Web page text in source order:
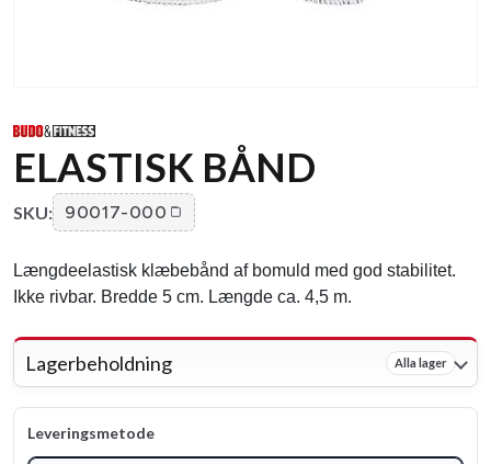
ELASTISK BÅND
SKU: 90017-000
Længdeelastisk klæbebånd af bomuld med god stabilitet.
Ikke rivbar. Bredde 5 cm. Længde ca. 4,5 m.
Lagerbeholdning Alla lager
Leveringsmetode